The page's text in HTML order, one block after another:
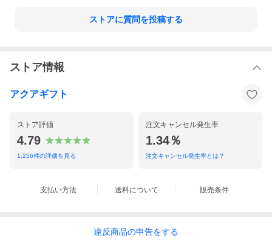
ストアに質問を投稿する
ストア情報
アクアギフト
ストア評価
4.79
1,256件の評価を見る
注文キャンセル発生率
1.34％
注文キャンセル発生率とは？
支払い方法 送料について 販売条件
違反商品の申告をする